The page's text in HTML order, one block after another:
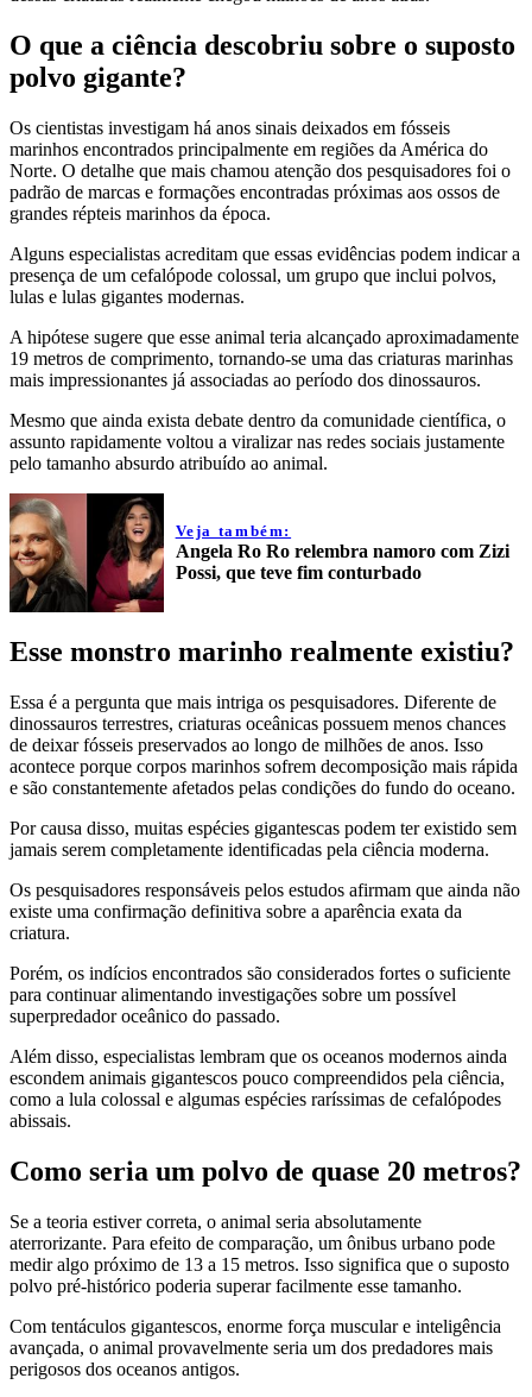
O que a ciência descobriu sobre o suposto
polvo gigante?
Os cientistas investigam há anos sinais deixados em fósseis
marinhos encontrados principalmente em regiões da América do
Norte. O detalhe que mais chamou atenção dos pesquisadores foi o
padrão de marcas e formações encontradas próximas aos ossos de
grandes répteis marinhos da época.
Alguns especialistas acreditam que essas evidências podem indicar a
presença de um cefalópode colossal, um grupo que inclui polvos,
lulas e lulas gigantes modernas.
A hipótese sugere que esse animal teria alcançado aproximadamente
19 metros de comprimento, tornando-se uma das criaturas marinhas
mais impressionantes já associadas ao período dos dinossauros.
Mesmo que ainda exista debate dentro da comunidade científica, o
assunto rapidamente voltou a viralizar nas redes sociais justamente
pelo tamanho absurdo atribuído ao animal.
Veja também:
Angela Ro Ro relembra namoro com Zizi
Possi, que teve fim conturbado
Esse monstro marinho realmente existiu?
Essa é a pergunta que mais intriga os pesquisadores. Diferente de
dinossauros terrestres, criaturas oceânicas possuem menos chances
de deixar fósseis preservados ao longo de milhões de anos. Isso
acontece porque corpos marinhos sofrem decomposição mais rápida
e são constantemente afetados pelas condições do fundo do oceano.
Por causa disso, muitas espécies gigantescas podem ter existido sem
jamais serem completamente identificadas pela ciência moderna.
Os pesquisadores responsáveis pelos estudos afirmam que ainda não
existe uma confirmação definitiva sobre a aparência exata da
criatura.
Porém, os indícios encontrados são considerados fortes o suficiente
para continuar alimentando investigações sobre um possível
superpredador oceânico do passado.
Além disso, especialistas lembram que os oceanos modernos ainda
escondem animais gigantescos pouco compreendidos pela ciência,
como a lula colossal e algumas espécies raríssimas de cefalópodes
abissais.
Como seria um polvo de quase 20 metros?
Se a teoria estiver correta, o animal seria absolutamente
aterrorizante. Para efeito de comparação, um ônibus urbano pode
medir algo próximo de 13 a 15 metros. Isso significa que o suposto
polvo pré-histórico poderia superar facilmente esse tamanho.
Com tentáculos gigantescos, enorme força muscular e inteligência
avançada, o animal provavelmente seria um dos predadores mais
perigosos dos oceanos antigos.